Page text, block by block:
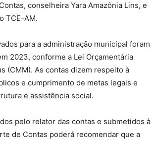
conselheira Yara Amazônia Lins, e
TCE-AM.
para a administração municipal foram
2023, conforme a Lei Orçamentária
(CMM). As contas dizem respeito à
e cumprimento de metas legais e
e assistência social.
pelo relator das contas e submetidos à
de Contas poderá recomendar que a